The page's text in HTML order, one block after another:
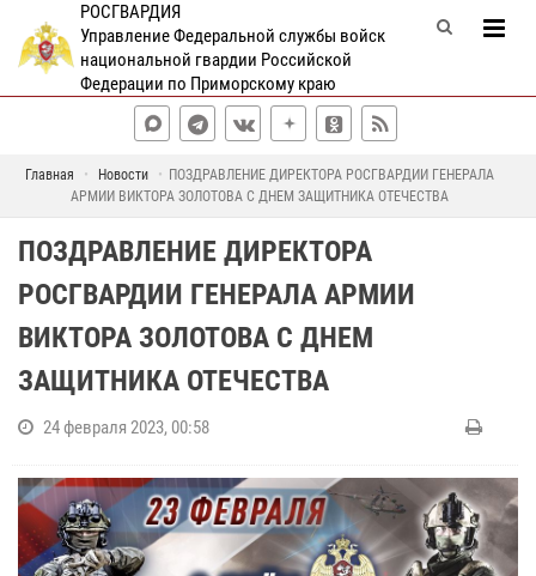
РОСГВАРДИЯ
Управление Федеральной службы войск
национальной гвардии Российской
Федерации по Приморскому краю
Главная Новости
ПОЗДРАВЛЕНИЕ ДИРЕКТОРА РОСГВАРДИИ ГЕНЕРАЛА
АРМИИ ВИКТОРА ЗОЛОТОВА С ДНЕМ ЗАЩИТНИКА ОТЕЧЕСТВА
ПОЗДРАВЛЕНИЕ ДИРЕКТОРА
РОСГВАРДИИ ГЕНЕРАЛА АРМИИ
ВИКТОРА ЗОЛОТОВА С ДНЕМ
ЗАЩИТНИКА ОТЕЧЕСТВА
24 февраля 2023, 00:58